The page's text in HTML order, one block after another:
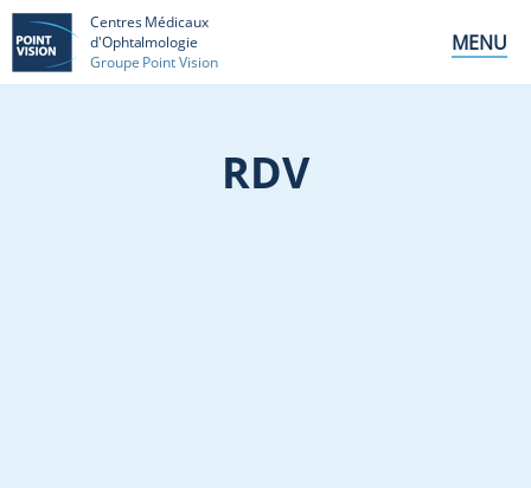
Centres Médicaux
d'Ophtalmologie
Groupe Point Vision
MENU
RDV